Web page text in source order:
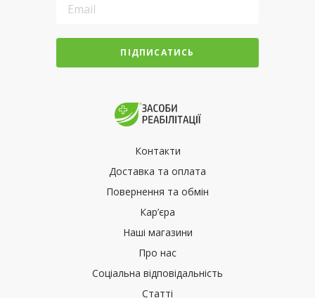
ПІДПИСАТИСЬ
Контакти
Доставка та оплата
Повернення та обмін
Кар’єра
Наші магазини
Про нас
Соціальна відповідальність
Статті